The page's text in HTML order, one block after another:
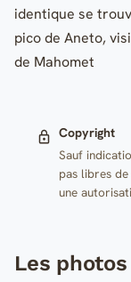
identique se
pico de Aneto,
de Mahomet
Copyright
Sauf
pas libres
une
Les